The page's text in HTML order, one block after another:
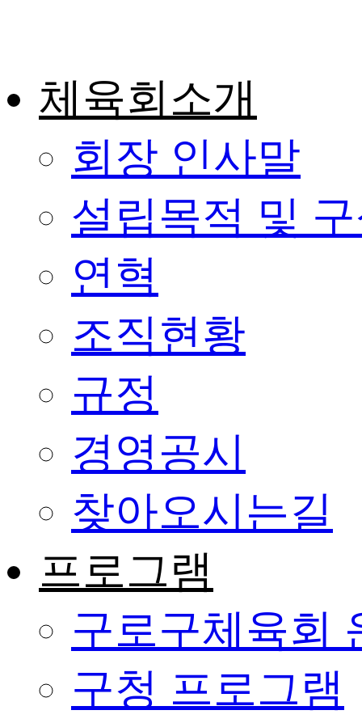
너
체육회소개
회장 인사말
설립목적 및
연혁
조직현황
규정
경영공시
찾아오시는길
프로그램
구로구체육회
구청 프로그램